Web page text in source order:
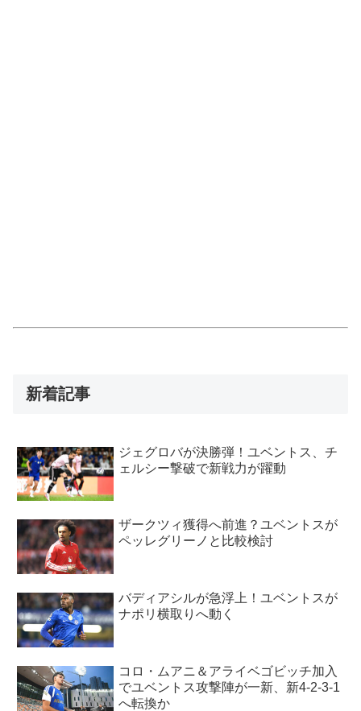
新着記事
ジェグロバが決勝弾！ユベントス、チ
ェルシー撃破で新戦力が躍動
ザークツィ獲得へ前進？ユベントスが
ペッレグリーノと比較検討
バディアシルが急浮上！ユベントスが
ナポリ横取りへ動く
コロ・ムアニ＆アライベゴビッチ加入
でユベントス攻撃陣が一新、新4-2-3-1
へ転換か